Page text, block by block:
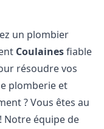
un plombier
Coulainesfiable
résoudre vos
plomberie et
? Vous êtes au
Notre équipe de